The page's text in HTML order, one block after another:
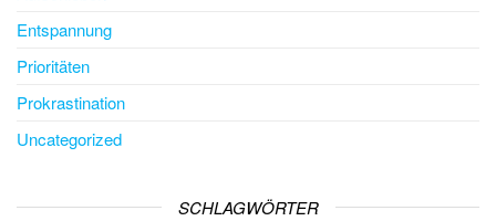
Entspannung
Prioritäten
Prokrastination
Uncategorized
SCHLAGWÖRTER